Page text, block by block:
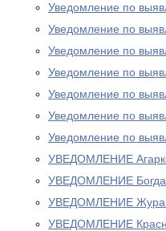
Уведомление по
Уведомление по
Уведомление по
Уведомление по
Уведомление по
Уведомление по
Уведомление по
УВЕДОМЛЕНИЕ
УВЕДОМЛЕНИЕ
УВЕДОМЛЕНИЕ
УВЕДОМЛЕНИЕ